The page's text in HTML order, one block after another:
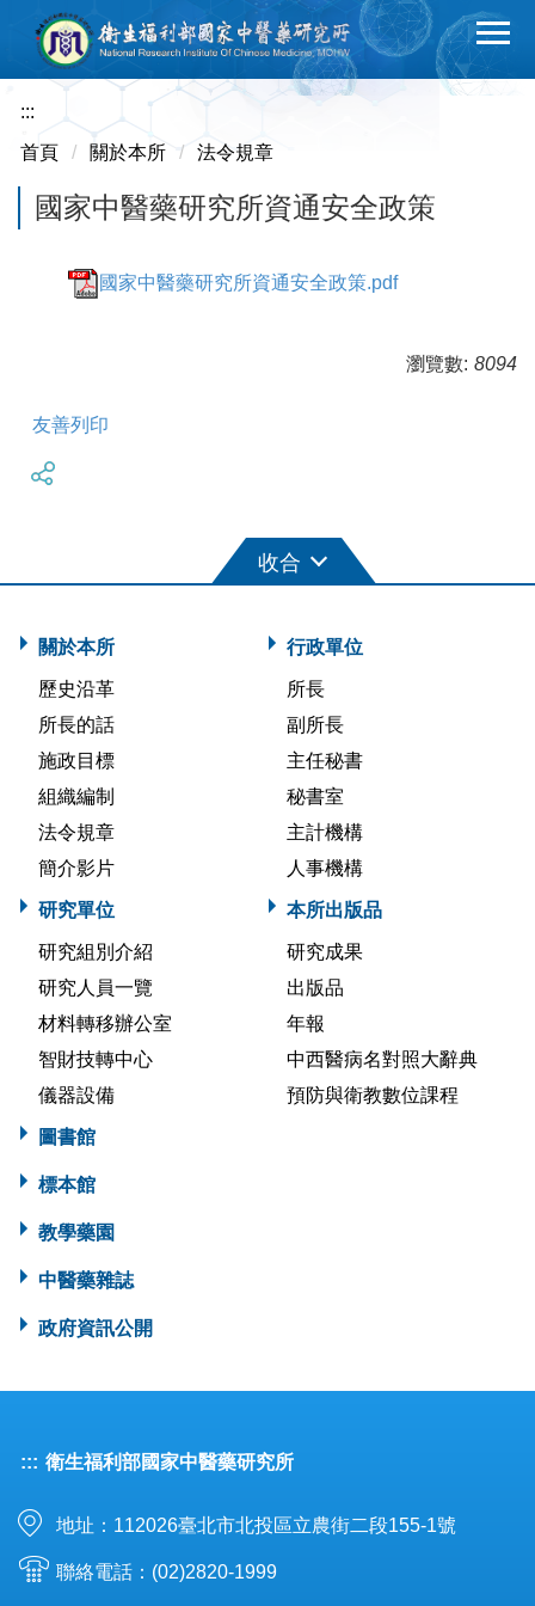
主
要
容
區
:::
首頁
關於本所 法令規章
國家中醫藥研究所資通安全政策
國家中醫藥研究所資通安全政策.pdf
瀏覽數: 8094
友善列印
關於本所
歷史沿革
所長的話
施政目標
組織編制
法令規章
簡介影片
行政單位
所長
副所長
主任秘書
秘書室
主計機構
人事機構
研究單位
研究組別介紹
研究人員一覽
材料轉移辦公室
智財技轉中心
儀器設備
本所出版品
研究成果
出版品
年報
中西醫病名對照大辭典
預防與衛教數位課程
圖書館
標本館
教學藥園
中醫藥雜誌
政府資訊公開
::: 衛生福利部國家中醫藥研究所
地址：112026臺北市北投區立農街二段155-1號
聯絡電話：(02)2820-1999